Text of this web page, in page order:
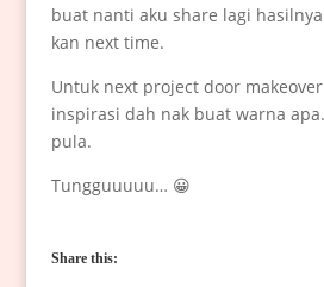
buat nanti aku share lagi
kan next time.
Untuk next project door
inspirasi dah nak buat warna
pula.
Tungguuuuu… 😀
Share this: